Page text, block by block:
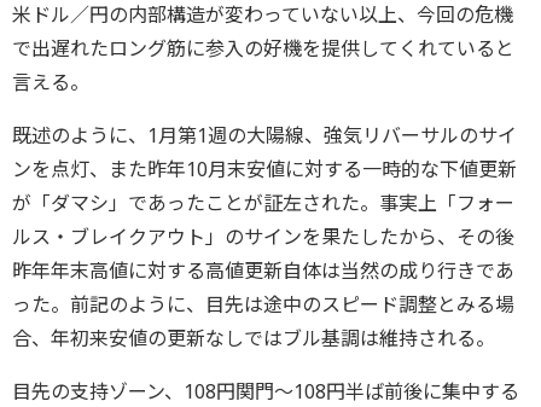
米ドル／円の内部構造が変わっていない以上、今回の危機
で出遅れたロング筋に参入の好機を提供してくれていると
言える。
既述のように、1月第1週の大陽線、強気リバーサルのサイ
ンを点灯、また昨年10月末安値に対する一時的な下値更新
が「ダマシ」であったことが証左された。事実上「フォー
ルス・ブレイクアウト」のサインを果たしたから、その後
昨年年末高値に対する高値更新自体は当然の成り行きであ
った。前記のように、目先は途中のスピード調整とみる場
合、年初来安値の更新なしではブル基調は維持される。
目先の支持ゾーン、108円関門～108円半ば前後に集中する